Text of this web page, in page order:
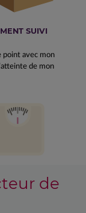
SUIVI
point avec mon
de mon
de